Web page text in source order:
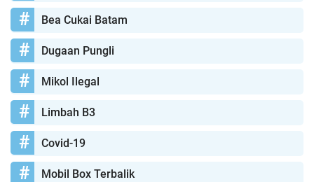
Bea Cukai Batam
Dugaan Pungli
Mikol Ilegal
Limbah B3
Covid-19
Mobil Box Terbalik